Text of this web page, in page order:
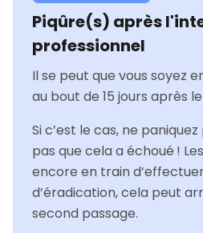
Piqûre(s) après
professionnel
Il se peut que vous soyez
au bout de 15 jours après
Si c’est le cas, ne
pas que cela a échoué !
encore en train
d’éradication, cela peut
second passage.